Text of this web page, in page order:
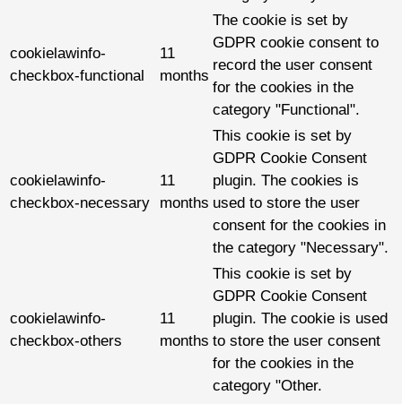
cookielawinfo-
checkbox-functional
11
months
The cookie is set by
GDPR cookie consent to
record the user consent
for the cookies in the
category "Functional".
cookielawinfo-
checkbox-necessary
11
months
This cookie is set by
GDPR Cookie Consent
plugin. The cookies is
used to store the user
consent for the cookies in
the category "Necessary".
cookielawinfo-
checkbox-others
11
months
This cookie is set by
GDPR Cookie Consent
plugin. The cookie is used
to store the user consent
for the cookies in the
category "Other.